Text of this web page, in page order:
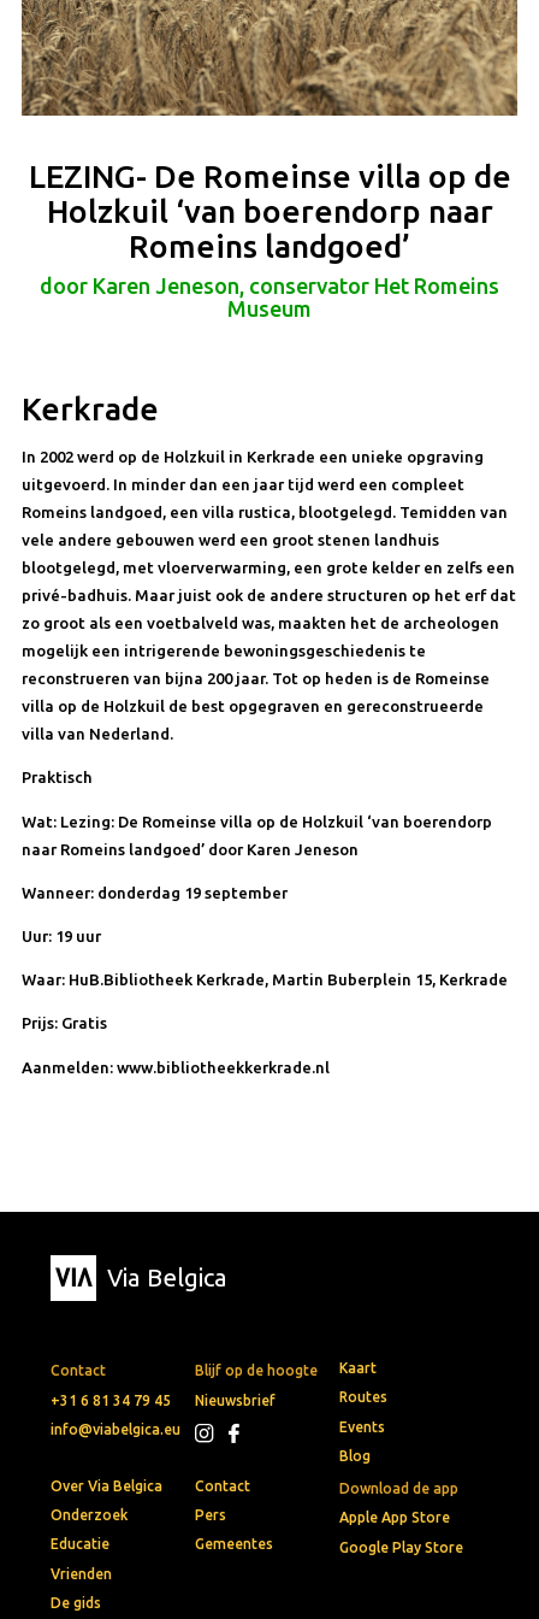
LEZING- De Romeinse villa op de
Holzkuil ‘van boerendorp naar
Romeins landgoed’
door Karen Jeneson, conservator Het Romeins
Museum
Kerkrade
In 2002 werd op de Holzkuil in Kerkrade een unieke opgraving
uitgevoerd. In minder dan een jaar tijd werd een compleet
Romeins landgoed, een villa rustica, blootgelegd. Temidden van
vele andere gebouwen werd een groot stenen landhuis
blootgelegd, met vloerverwarming, een grote kelder en zelfs een
privé-badhuis. Maar juist ook de andere structuren op het erf dat
zo groot als een voetbalveld was, maakten het de archeologen
mogelijk een intrigerende bewoningsgeschiedenis te
reconstrueren van bijna 200 jaar. Tot op heden is de Romeinse
villa op de Holzkuil de best opgegraven en gereconstrueerde
villa van Nederland.
Praktisch
Wat: Lezing: De Romeinse villa op de Holzkuil ‘van boerendorp
naar Romeins landgoed’ door Karen Jeneson
Wanneer: donderdag 19 september
Uur: 19 uur
Waar: HuB.Bibliotheek Kerkrade, Martin Buberplein 15, Kerkrade
Prijs: Gratis
Aanmelden: www.bibliotheekkerkrade.nl
Via Belgica
Contact
+31 6 81 34 79 45
info@viabelgica.eu
Blijf op de hoogte
Nieuwsbrief
Download de app
Apple App Store
Google Play Store
Kaart
Routes
Events
Blog
Over Via Belgica
Onderzoek
Educatie
Vrienden
De gids
Contact
Pers
Gemeentes